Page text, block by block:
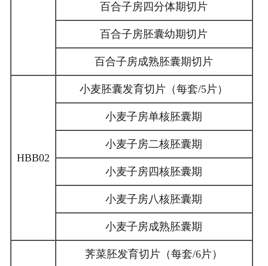
联系我们
百合子房四分体期切片
百合子房胚囊幼期切片
百合子房成熟胚囊期切片
HBB02
小麦胚囊发育切片（每套/5片）
小麦子房单核胚囊期
小麦子房二核胚囊期
小麦子房四核胚囊期
小麦子房八核胚囊期
小麦子房成熟胚囊期
荠菜胚发育切片（每套/6片）